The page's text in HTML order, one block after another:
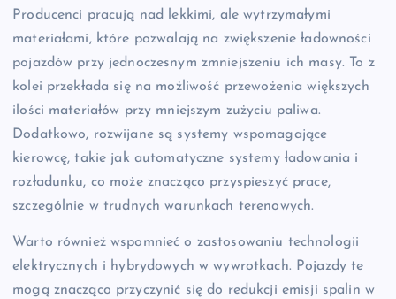
Producenci pracują nad lekkimi, ale wytrzymałymi
materiałami, które pozwalają na zwiększenie ładowności
pojazdów przy jednoczesnym zmniejszeniu ich masy. To z
kolei przekłada się na możliwość przewożenia większych
ilości materiałów przy mniejszym zużyciu paliwa.
Dodatkowo, rozwijane są systemy wspomagające
kierowcę, takie jak automatyczne systemy ładowania i
rozładunku, co może znacząco przyspieszyć prace,
szczególnie w trudnych warunkach terenowych.
Warto również wspomnieć o zastosowaniu technologii
elektrycznych i hybrydowych w wywrotkach. Pojazdy te
mogą znacząco przyczynić się do redukcji emisji spalin w